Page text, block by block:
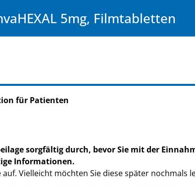
5mg, Filmtabletten
für Patienten
sorgfältig durch, bevor Sie mit der
Informationen.
auf. Vielleicht möchten Sie diese später nochmals